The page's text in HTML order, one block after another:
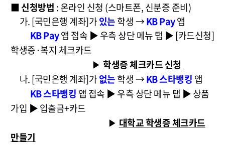
■신청방법 : 온라인 신청 (스마트폰, 신분증 준비)
가. [국민은행 계좌]가있는학생 →KB Pay앱
KB Pay앱 접속 ▶ 우측 상단 메뉴 탭 ▶ [카드신청]
학생증·복지 체크카드
▶학생증 체크카드 신청
나. [국민은행 계좌]가없는학생 →KB 스타뱅킹 앱
KB 스타뱅킹 앱 접속 ▶ 우측 상단 메뉴 탭 ▶ 상품
가입 ▶ 입출금+카드
▶ 대학교 학생증 체크카드
만들기